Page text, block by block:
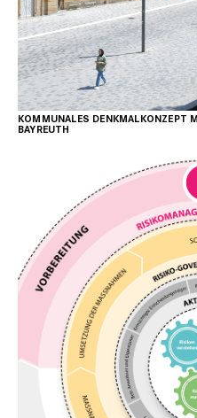
KOMMUNALES DENKMALKONZEPT
BAYREUTH
STADT BAYREUTH